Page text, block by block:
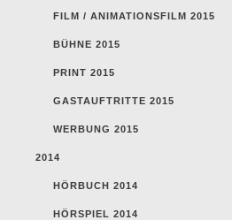
FILM / ANIMATIONSFILM 2015
BÜHNE 2015
PRINT 2015
GASTAUFTRITTE 2015
WERBUNG 2015
2014
HÖRBUCH 2014
HÖRSPIEL 2014